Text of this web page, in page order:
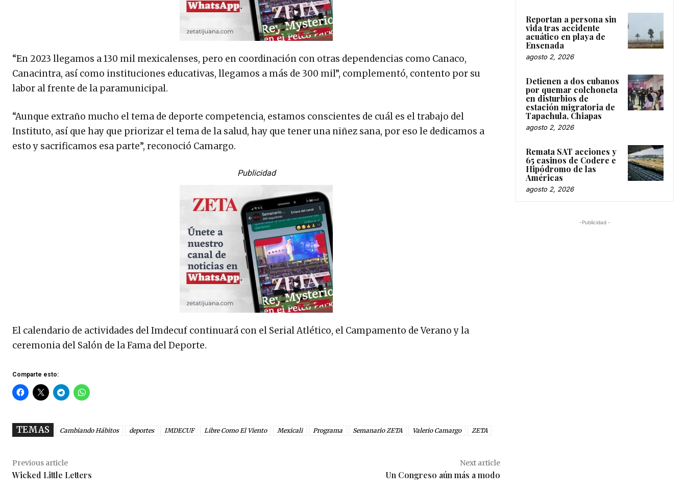
“En 2023 llegamos a 130 mil mexicalenses, pero en coordinación con otras dependencias como Canaco,
Canacintra, así como instituciones educativas, llegamos a más de 300 mil”, complementó, contento por su
labor al frente de la paramunicipal.
“Aunque extraño mucho el tema de deporte competencia, estamos conscientes de cuál es el trabajo del
Instituto, así que hay que priorizar el tema de la salud, hay que tener una niñez sana, por eso le dedicamos a
esto y sacrificamos esa parte”, reconoció Camargo.
Publicidad
El calendario de actividades del Imdecuf continuará con el Serial Atlético, el Campamento de Verano y la
ceremonia del Salón de la Fama del Deporte.
Comparte esto:
TEMAS Cambiando Hábitos deportes IMDECUF Libre Como El Viento Mexicali Programa Semanario ZETA Valerio Camargo ZETA
Previous article
Wicked Little Letters
Next article
Un Congreso aún más a modo
Reportan a persona sin
vida tras accidente
acuático en playa de
Ensenada
agosto 2, 2026
Detienen a dos cubanos
por quemar colchoneta
en disturbios de
estación migratoria de
Tapachula, Chiapas
agosto 2, 2026
Remata SAT acciones y
65 casinos de Codere e
Hipódromo de las
Américas
agosto 2, 2026
-Publicidad -